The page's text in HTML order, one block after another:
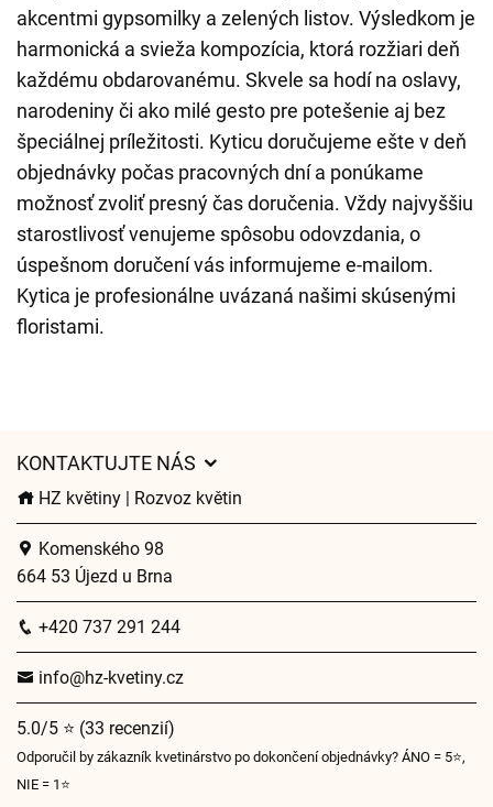
akcentmi gypsomilky a zelených listov. Výsledkom je
harmonická a svieža kompozícia, ktorá rozžiari deň
každému obdarovanému. Skvele sa hodí na oslavy,
narodeniny či ako milé gesto pre potešenie aj bez
špeciálnej príležitosti. Kyticu doručujeme ešte v deň
objednávky počas pracovných dní a ponúkame
možnosť zvoliť presný čas doručenia. Vždy najvyššiu
starostlivosť venujeme spôsobu odovzdania, o
úspešnom doručení vás informujeme e-mailom.
Kytica je profesionálne uvázaná našimi skúsenými
floristami.
KONTAKTUJTE NÁS
HZ květiny | Rozvoz květin
Komenského 98
664 53 Újezd u Brna
+420 737 291 244
info@hz-kvetiny.cz
5.0/5 ⭐ (33 recenzií)
Odporučil by zákazník kvetinárstvo po dokončení objednávky? ÁNO = 5⭐,
NIE = 1⭐